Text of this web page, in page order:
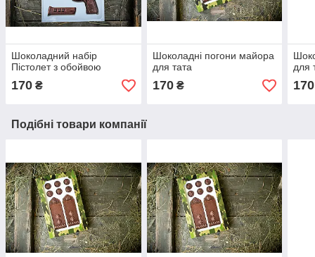
Шоколадний набір
Пістолет з обойвою
170 ₴
Шоколадні погони майора
для тата
170₴
для
170
Подібні товари компанії